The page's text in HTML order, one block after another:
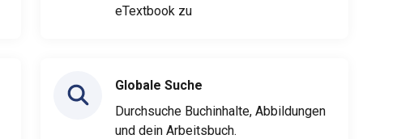
eTextbook zu
Globale Suche
Durchsuche Buchinhalte, Abbildungen
und dein Arbeitsbuch.